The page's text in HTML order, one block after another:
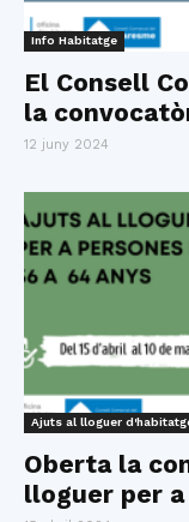
Info Habitatge
El Consell
la
12 juny 2024
Ajuts al lloguer
Oberta la
lloguer per a